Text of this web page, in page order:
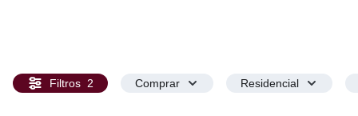
Filtros 2 Comprar Residencial